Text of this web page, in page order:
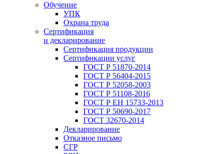
Обучение
УПК
Охрана труда
Сертификация
и декларирование
Сертификация продукции
Сертификации услуг
ГОСТ Р 51870-2014
ГОСТ Р 56404-2015
ГОСТ Р 52058-2003
ГОСТ Р 51108-2016
ГОСТ Р ЕН 15733-2013
ГОСТ Р 50690-2017
ГОСТ 32670-2014
Декларирование
Отказное письмо
СГР